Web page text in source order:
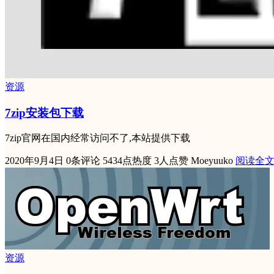
资源
7zip安装包下载
7zip官网在国内经常访问不了,本站提供下载
2020年9月4日 0条评论 5434点热度 3人点赞 Moeyuuko 阅读全文
资源